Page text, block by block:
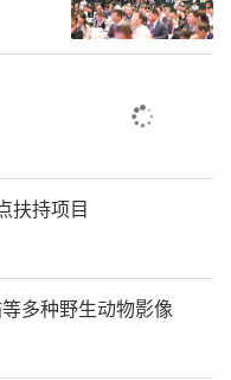
扶持项目
多种野生动物影像